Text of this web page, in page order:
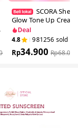
SCORA Shee
r Glow Tone Up Cre
am 30 Gr Tone Up V
iral Mencerahkan Se
cara Natural
Deal
4.8 981256sold
Rp34.900